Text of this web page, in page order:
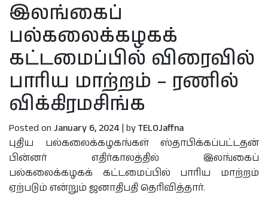
இலங்கைப்
பல்கலைக்கழகக்
கட்டமைப்பில் விரைவில்
பாரிய மாற்றம் – ரணில்
விக்கிரமசிங்க
Posted on January 6, 2024 | byTELOJaffna
புதிய பல்கலைக்கழகங்கள் ஸ்தாபிக்கப்பட்டதன்
பின்னர் எதிர்காலத்தில் இலங்கைப்
பல்கலைக்கழகக் கட்டமைப்பில் பாரிய மாற்றம்
ஏற்படும் என்றும் ஜனாதிபதி தெரிவித்தார்.